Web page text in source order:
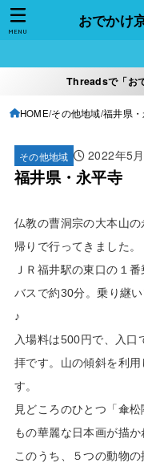
おでかけ
MENU
Threadsで「お
HOME その他地域 福井県
その他地域 2022年5
福井県・永平寺
仏教の曹洞宗の大本山
帰りで行ってきました。
ＪＲ福井駅の東口の１
バスで約30分。乗り継
♪
入場料は500円で、入口
拝です。 山の傾斜を利
す。
見どころのひとつ「傘
もの華麗な日本画が描か
このうち、５つの動物